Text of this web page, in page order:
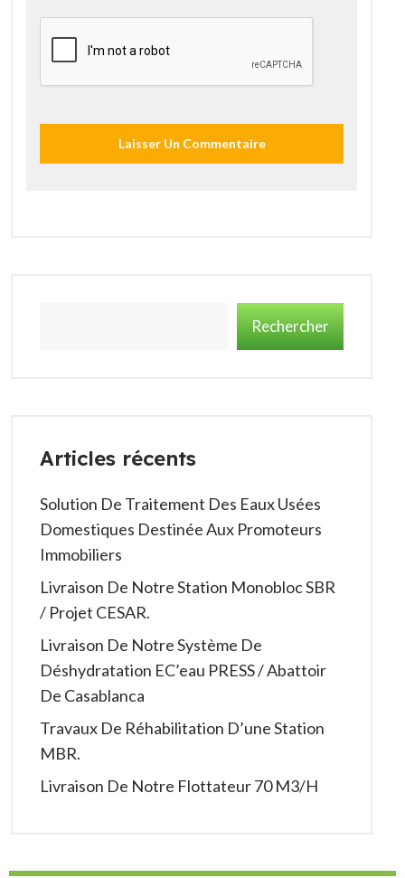
Rechercher
Articles récents
Solution De Traitement Des Eaux Usées
Domestiques Destinée Aux Promoteurs
Immobiliers
Livraison De Notre Station Monobloc SBR
/ Projet CESAR.
Livraison De Notre Système De
Déshydratation EC’eau PRESS / Abattoir
De Casablanca
Travaux De Réhabilitation D’une Station
MBR.
Livraison De Notre Flottateur 70 M3/h